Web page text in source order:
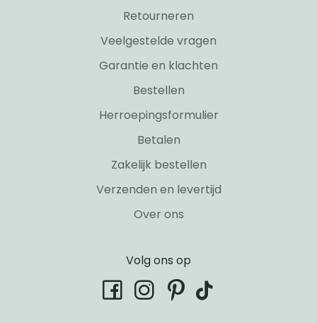
Retourneren
Veelgestelde vragen
Garantie en klachten
Bestellen
Herroepingsformulier
Betalen
Zakelijk bestellen
Verzenden en levertijd
Over ons
Volg ons op
facebookinstagram
pinterest
tiktok